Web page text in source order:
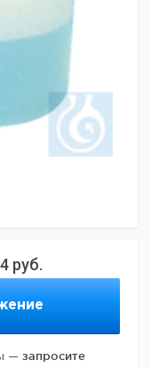
руб.
— запросите